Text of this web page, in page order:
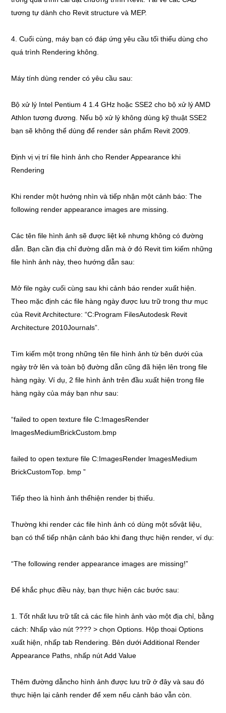
tương tự dành cho Revit structure và MEP.
4. Cuối cùng, máy bạn có đáp ứng yêu cầu tối thiểu dùng cho
quá trình Rendering không.
Máy tính dùng render có yêu cầu sau:
Bộ xử lý Intel Pentium 4 1.4 GHz hoặc SSE2 cho bộ xử lý AMD
Athlon tương đương. Nếu bộ xử lý không dùng kỹ thuật SSE2
bạn sẽ không thể dùng để render sản phẩm Revit 2009.
Định vị vị trí file hình ảnh cho Render Appearance khi
Rendering
Khi render một hướng nhìn và tiếp nhận một cảnh báo: The
following render appearance images are missing.
Các tên file hình ảnh sẽ được liệt kê nhưng không có đường
dẫn. Bạn cần địa chỉ đường dẫn mà ở đó Revit tìm kiếm những
file hình ảnh này, theo hướng dẫn sau:
Mở file ngày cuối cùng sau khi cảnh báo render xuất hiện.
Theo mặc định các file hàng ngày được lưu trữ trong thư mục
của Revit Architecture: “C:Program FilesAutodesk Revit
Architecture 2010Journals”.
Tìm kiếm một trong những tên file hình ảnh từ bên dưới của
ngày trở lên và toàn bộ đường dẫn cũng đã hiện lên trong file
hàng ngày. Ví dụ, 2 file hình ảnh trên đầu xuất hiện trong file
hàng ngày của máy bạn như sau:
“failed to open texture file C:ImagesRender
lmagesMediumBrickCustom.bmp
failed to open texture file C:ImagesRender lmagesMedium
BrickCustomTop. bmp ”
Tiếp theo là hình ảnh thểhiện render bị thiếu.
Thường khi render các file hình ảnh có dùng một sốvật liệu,
bạn có thể tiếp nhận cảnh báo khi đang thực hiện render, ví dụ:
“The following render appearance images are missing!”
Để khắc phục điều này, bạn thực hiện các bước sau:
1. Tốt nhất lưu trữ tất cả các file hình ảnh vào một địa chỉ, bằng
cách: Nhấp vào nút ???? > chọn Options. Hộp thoại Options
xuất hiện, nhấp tab Rendering. Bên dưới Additional Render
Appearance Paths, nhấp nút Add Value
Thêm đường dẫncho hình ảnh được lưu trữ ở đây và sau đó
thực hiện lại cảnh render để xem nếu cảnh báo vẫn còn.